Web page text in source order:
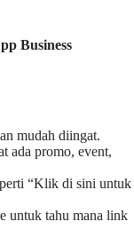
Business
mudah diingat.
ada promo, event,
“Klik di sini untuk
untuk tahu mana link